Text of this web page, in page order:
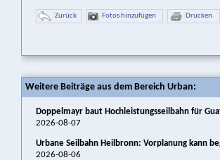
Zurück Fotos hinzufügen Drucken
Weitere Beiträge aus dem Bereich Urban:
Doppelmayr baut Hochleistungsseilbahn für
2026-08-07
Urbane Seilbahn Heilbronn: Vorplanung kann
2026-08-06